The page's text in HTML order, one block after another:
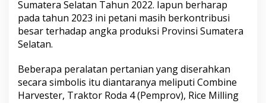
Sumatera Selatan Tahun 2022. Iapun berharap
pada tahun 2023 ini petani masih berkontribusi
besar terhadap angka produksi Provinsi Sumatera
Selatan.
Beberapa peralatan pertanian yang diserahkan
secara simbolis itu diantaranya meliputi Combine
Harvester, Traktor Roda 4 (Pemprov), Rice Milling